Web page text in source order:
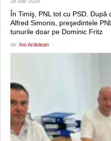
În Timiş, PNL tot cu PSD.
Alfred Simonis, preşedintele
tunurile doar pe Dominic Fritz
de: Ino Ardelean